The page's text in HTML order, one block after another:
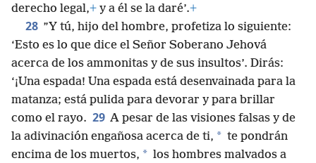
derecho legal,+ y a él se la daré’.+
28 ”Y tú, hijo del hombre, profetiza lo siguiente:
‘Esto es lo que dice el Señor Soberano Jehová
acerca de los ammonitas y de sus insultos’. Dirás:
‘¡Una espada! Una espada está desenvainada para la
matanza; está pulida para devorar y para brillar
como el rayo. 29 A pesar de las visiones falsas y de
la adivinación engañosa acerca de ti, * te pondrán
encima de los muertos, * los hombres malvados a